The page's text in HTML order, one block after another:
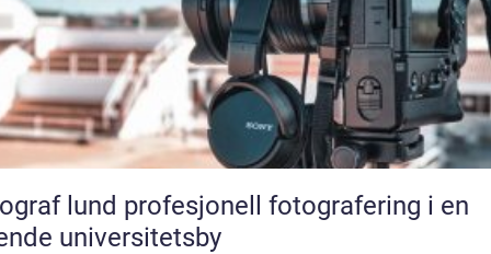
profesjonell fotografering i en
universitetsby